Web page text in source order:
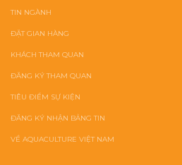
TIN NGÀNH
ĐẶT GIAN HÀNG
KHÁCH THAM QUAN
ĐĂNG KÝ THAM QUAN
TIÊU ĐIỂM SỰ KIỆN
ĐĂNG KÝ NHẬN BẢNG TIN
VỀ AQUACULTURE VIỆT NAM